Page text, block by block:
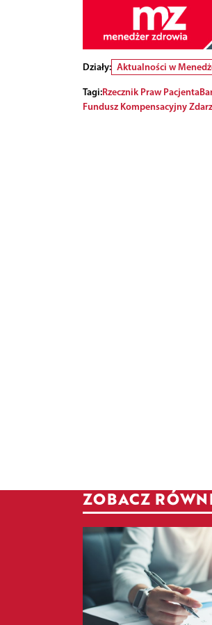
Działy: Aktualności w
Tagi:Rzecznik Praw Pacjenta
Fundusz Kompensacyjny
ZOBACZ